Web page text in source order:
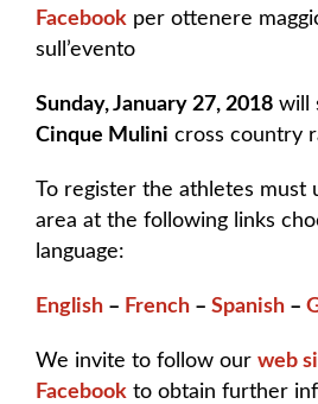
Facebook per ottenere
sull’evento
Sunday, January 27, 2018 will
Cinque Mulini cross country
To register the athletes must
area at the following links
language:
English – French – Spanish –
We invite to follow our web
Facebook to obtain further